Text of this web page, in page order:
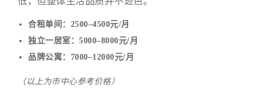
合租单间：2500–4500元/月
独立一居室：5000–8000元/月
品牌公寓：7000–12000元/月
（以上为市中心参考价格）